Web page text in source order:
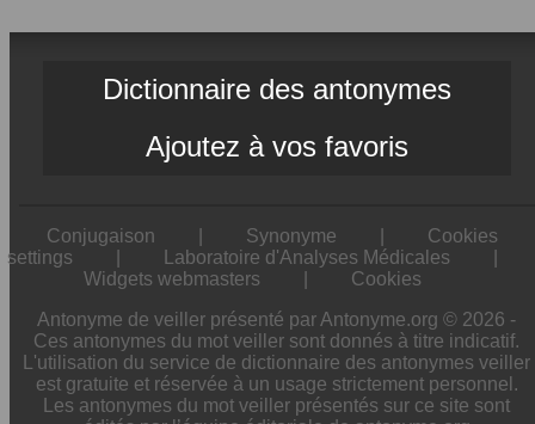
Dictionnaire des antonymes
Ajoutez à vos favoris
Conjugaison Synonyme
Cookies
settings
Laboratoire d'Analyses Médicales
Widgets webmasters
Cookies
Antonyme de veiller présenté par Antonyme.org © 2026 -
Ces antonymes du mot veiller sont donnés à titre indicatif.
L'utilisation du service de dictionnaire des antonymes veiller
est gratuite et réservée à un usage strictement personnel.
Les antonymes du mot veiller présentés sur ce site sont